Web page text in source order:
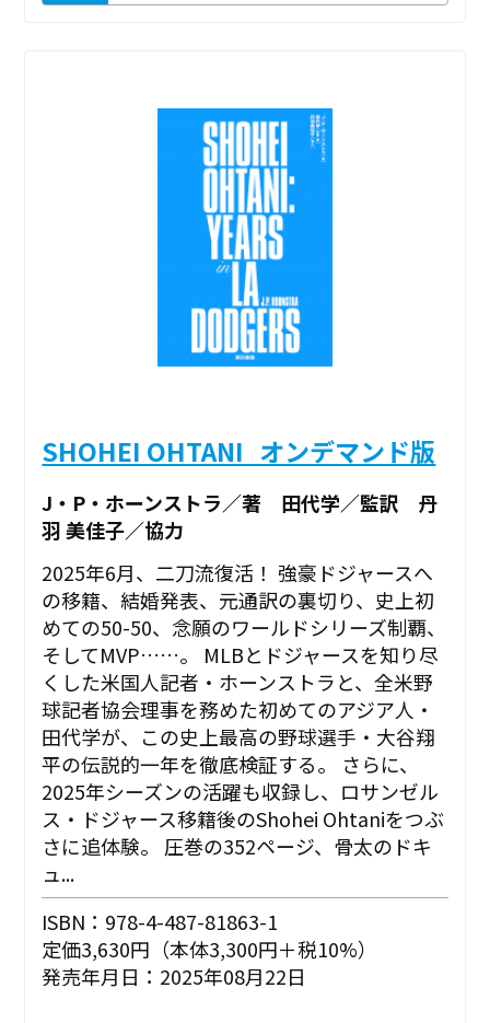
SHOHEI OHTANI_オンデマンド版
J・P・ホーンストラ／著 田代学／監訳 丹
羽 美佳子／協力
2025年6月、二刀流復活！ 強豪ドジャースへ
の移籍、結婚発表、元通訳の裏切り、史上初
めての50-50、念願のワールドシリーズ制覇、
そしてMVP……。 MLBとドジャースを知り尽
くした米国人記者・ホーンストラと、全米野
球記者協会理事を務めた初めてのアジア人・
田代学が、この史上最高の野球選手・大谷翔
平の伝説的一年を徹底検証する。 さらに、
2025年シーズンの活躍も収録し、ロサンゼル
ス・ドジャース移籍後のShohei Ohtaniをつぶ
さに追体験。 圧巻の352ページ、骨太のドキ
ュ...
ISBN：978-4-487-81863-1
定価3,630円（本体3,300円＋税10%）
発売年月日：2025年08月22日